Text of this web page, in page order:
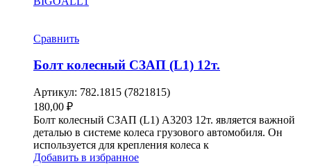
Сравнить
Болт колесный СЗАП (L1) 12т.
Артикул: 782.1815 (7821815)
180,00 ₽
Болт колесный СЗАП (L1) A3203 12т. является важной
деталью в системе колеса грузового автомобиля. Он
используется для крепления колеса к
Добавить в избранное